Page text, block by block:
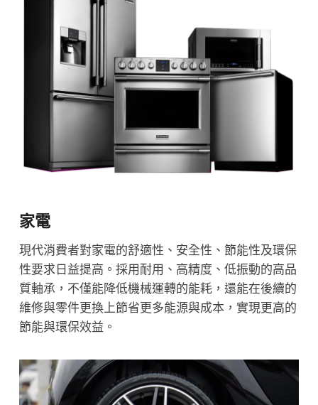
家電
現代消費者對家電的舒適性、安全性、節能性及環保
性要求日益提高。採用耐用、高精度、低振動的高品
質軸承，不僅能降低機械運轉的能耗，還能在後續的
維修與零件更換上節省更多能源與成本，實現更高的
節能與環保效益。